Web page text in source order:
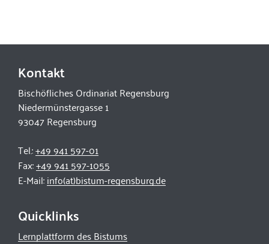
Kontakt
Bischöfliches Ordinariat Regensburg
Niedermünstergasse 1
93047 Regensburg
Tel.:+49 941 597-01
Fax:+49 941 597-1055
E-Mail:info(at)bistum-regensburg.de
Quicklinks
Lernplattform des Bistums